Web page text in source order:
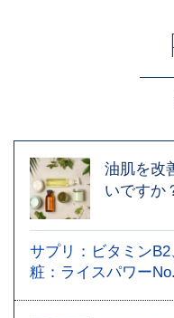
油肌を改
いですか
サプリ：ビタミン
粧：ライスパワー